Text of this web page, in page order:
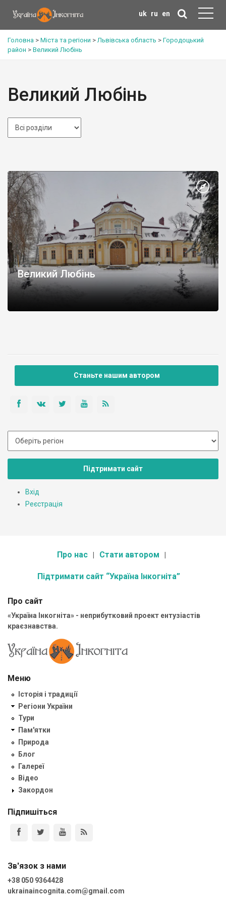
uk ru en
Головна > Міста та регіони >Львівська область > Городоцький
район > Великий Любінь
Великий Любінь
Великий Любінь
Станьте нашим автором
Підтримати сайт
Вхід
Реєстрація
Про нас Стати автором
Підтримати сайт “Україна Інкогніта”
Про сайт
«Україна Інкогніта» - неприбутковий проект ентузіастів
краєзнавства.
Меню
Історія і традиції
Регіони України
Тури
Пам'ятки
Природа
Блог
Галереї
Відео
Закордон
Підпишіться
Зв'язок з нами
+38 050 9364428
ukrainaincognita.com@gmail.com